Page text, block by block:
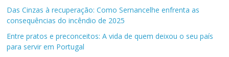
Das Cinzas à recuperação: Como Sernancelhe enfrenta as
consequências do incêndio de 2025
Entre pratos e preconceitos: A vida de quem deixou o seu país
para servir em Portugal